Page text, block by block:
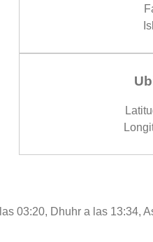
03:20, Dhuhr a las 13:34,